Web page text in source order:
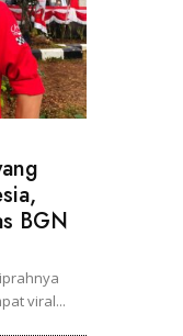
BGN
viral...